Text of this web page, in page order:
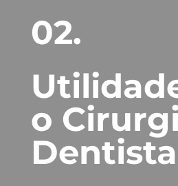
02.
o
Dentista